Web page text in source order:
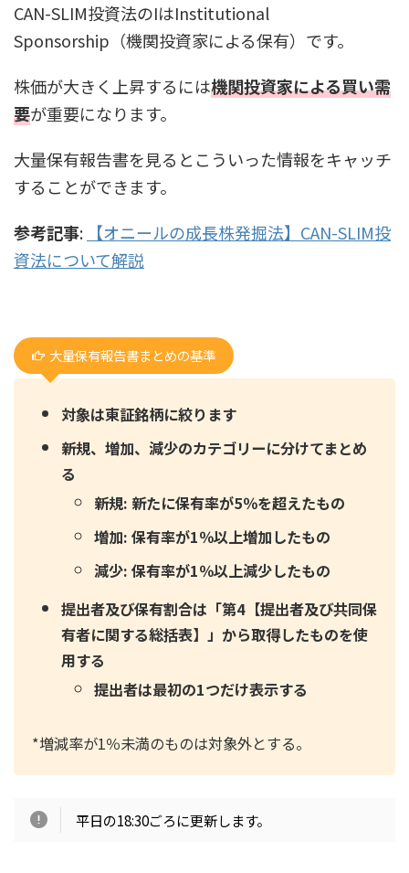
CAN-SLIM投資法のIはInstitutional
Sponsorship（機関投資家による保有）です。
株価が大きく上昇するには機関投資家による買い需
要が重要になります。
大量保有報告書を見るとこういった情報をキャッチ
することができます。
参考記事:
【オニールの成長株発掘法】CAN-SLIM投
資法について解説
大量保有報告書まとめの基準
対象は東証銘柄に絞ります
新規、増加、減少のカテゴリーに分けてまとめ
る
新規: 新たに保有率が5％を超えたもの
増加: 保有率が1％以上増加したもの
減少: 保有率が1％以上減少したもの
提出者及び保有割合は「第4【提出者及び共同保
有者に関する総括表】」から取得したものを使
用する
提出者は最初の1つだけ表示する
*増減率が1％未満のものは対象外とする。
平日の18:30ごろに更新します。